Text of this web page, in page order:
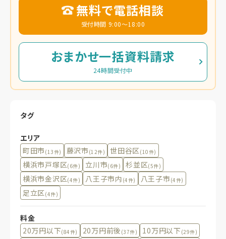
無料で電話相談
受付時間 9:00～18:00
おまかせ一括資料請求
24時間受付中
タグ
エリア
町田市 (13件) 藤沢市 (12件) 世田谷区(10件)
横浜市戸塚区(6件) 立川市(6件) 杉並区(5件)
横浜市金沢区(4件) 八王子市内 (4件) 八王子市 (4件)
足立区(4件)
料金
20万円以下(84件) 20万円前後 (37件) 10万円以下 (29件)